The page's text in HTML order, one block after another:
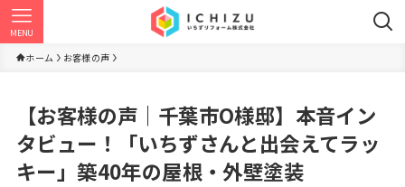
MENU
ホーム お客様の声
【お客様の声｜千葉市O様邸】本音イン
タビュー！「いちずさんと出会えてラッ
キー」築40年の屋根・外壁塗装